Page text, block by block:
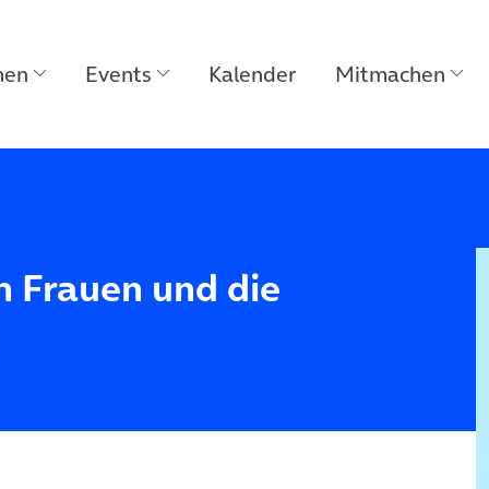
Events Kalender Mitmachen
Frauen und die